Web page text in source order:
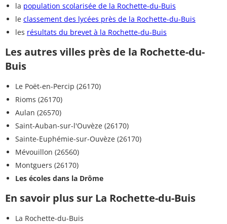
la population scolarisée de la Rochette-du-Buis
le classement des lycées près de la Rochette-du-Buis
les résultats du brevet à la Rochette-du-Buis
Les autres villes près de la Rochette-du-
Buis
Le Poët-en-Percip (26170)
Rioms (26170)
Aulan (26570)
Saint-Auban-sur-l'Ouvèze (26170)
Sainte-Euphémie-sur-Ouvèze (26170)
Mévouillon (26560)
Montguers (26170)
Les écoles dans la Drôme
En savoir plus sur La Rochette-du-Buis
La Rochette-du-Buis